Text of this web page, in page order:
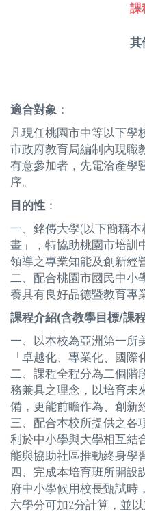
課
其
適合對象 ：
凡現任桃園市中等以下學
市政府教育局編制內現職
有意參加者，先電洽產學
序。
目的性 ：
一、銘傳大學(以下簡稱
畫」，特協助桃園市培訓
領導之專業知能及創新經
二、配合桃園市國民中小
養具有良好品德暨教育專
課程介紹(含教學目標/課
一、以本校為亞洲第一所
「卓越化、專業化、國際
二、課程全程分為二個階
務兼具之理念，以培育未
備，更能前瞻作為、創新
三、配合本校所提供之各
利於中小學與大學相互結
能與協助社區推動終身學
四、完成本培育班所開設
府中小學候用校長甄試時
六學分可加2分計算，並以